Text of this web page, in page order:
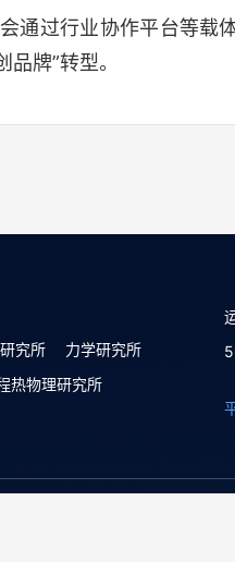
通过行业协作平台等载
牌”转型。
究所
力学研究所
热物理研究所